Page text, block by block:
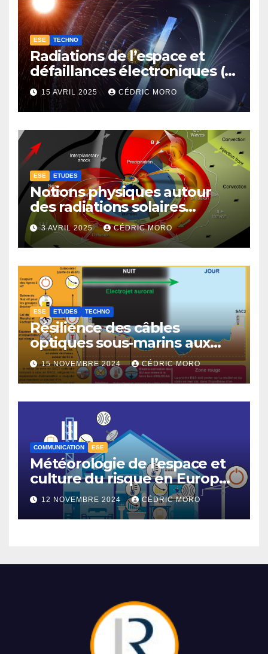
ESE TECHNO
Radiations de l’espace et
défaillances électroniques (1-
4-3-1)
15 AVRIL 2025 CÉDRIC MORO
ESE ETUDES
Notions physiques autour
des radiations solaires
extrêmes (1-4-1)
3 AVRIL 2025 CÉDRIC MORO
ESE ETUDES TECHNO
Résilience des câbles
optiques sous-marins aux
tempêtes géomagnétiques
majeures 3-3
15 NOVEMBRE 2024 CÉDRIC MORO
COMMUNICATION ESE
Météorologie de l’espace et
culture du risque en Europe –
3-112 NOVEMBRE 2024 CÉDRIC MORO